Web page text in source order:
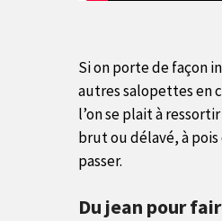
Si on porte de façon
autres salopettes en
l’on se plait à
brut ou délavé, à
passer.
Du jean pour